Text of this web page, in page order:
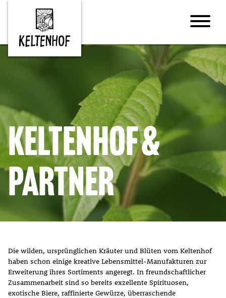
Keltenhof &
Partner
Die wilden, ursprünglichen Kräuter und Blüten vom Keltenhof
haben schon einige kreative Lebensmittel-Manufakturen zur
Erweiterung ihres Sortiments angeregt. In freundschaftlicher
Zusammenarbeit sind so bereits exzellente Spirituosen,
exotische Biere, raffinierte Gewürze, überraschende